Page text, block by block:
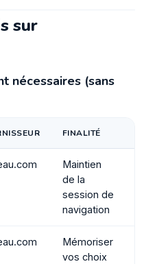
sur
nécessaires (sans
FINALITÉ
Maintien
de la
session de
navigation
Mémoriser
vos choix